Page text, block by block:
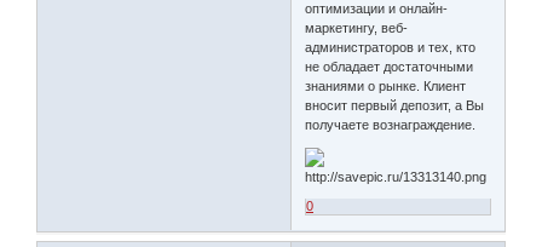
оптимизации и онлайн-
маркетингу, веб-
администраторов и тех, кто
не обладает достаточными
знаниями о рынке. Клиент
вносит первый депозит, а Вы
получаете вознаграждение.
0